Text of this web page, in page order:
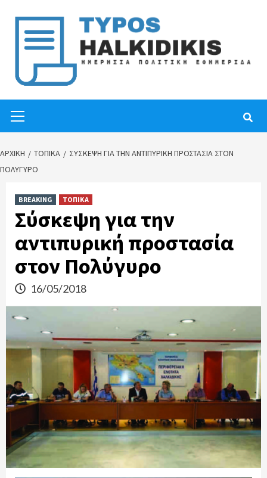
content
Menu
ΑΡΧΙΚΉ ΤΟΠΙΚΑ
ΣΎΣΚΕΨΗ ΓΙΑ ΤΗΝ ΑΝΤΙΠΥΡΙΚΉ ΠΡΟΣΤΑΣΊΑ ΣΤΟΝ
ΠΟΛΎΓΥΡΟ
BREAKING ΤΟΠΙΚΑ
Σύσκεψη για την
αντιπυρική προστασία
στον Πολύγυρο
16/05/2018